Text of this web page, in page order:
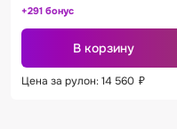
+291 бонус
В корзину
Цена за рулон: 14 560 ₽